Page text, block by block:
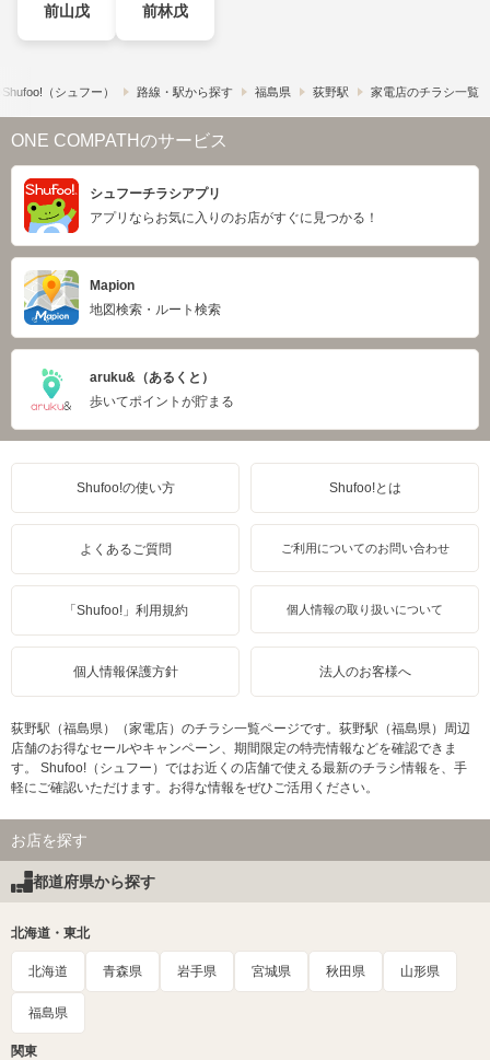
前山戊 前林戊
（シュフー） 路線・駅から探す 福島県 荻野駅 家電店のチラシ一覧
ONE COMPATHのサービス
シュフーチラシアプリ
アプリならお気に入りのお店がすぐに見つかる！
Mapion
地図検索・ルート検索
aruku&（あるくと）
歩いてポイントが貯まる
Shufoo!の使い方 Shufoo!とは
よくあるご質問 ご利用についてのお問い合わせ
「Shufoo!」利用規約 個人情報の取り扱いについて
個人情報保護方針 法人のお客様へ
荻野駅（福島県）（家電店）のチラシ一覧ページです。荻野駅（福島県）周辺
店舗のお得なセールやキャンペーン、期間限定の特売情報などを確認できま
す。 Shufoo!（シュフー）ではお近くの店舗で使える最新のチラシ情報を、手
軽にご確認いただけます。お得な情報をぜひご活用ください。
お店を探す
都道府県から探す
北海道・東北
北海道 青森県 岩手県 宮城県 秋田県 山形県
福島県
関東